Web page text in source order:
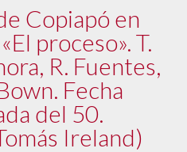
Copiapó en
proceso». T.
R. Fuentes,
Fecha
del 50.
Ireland)